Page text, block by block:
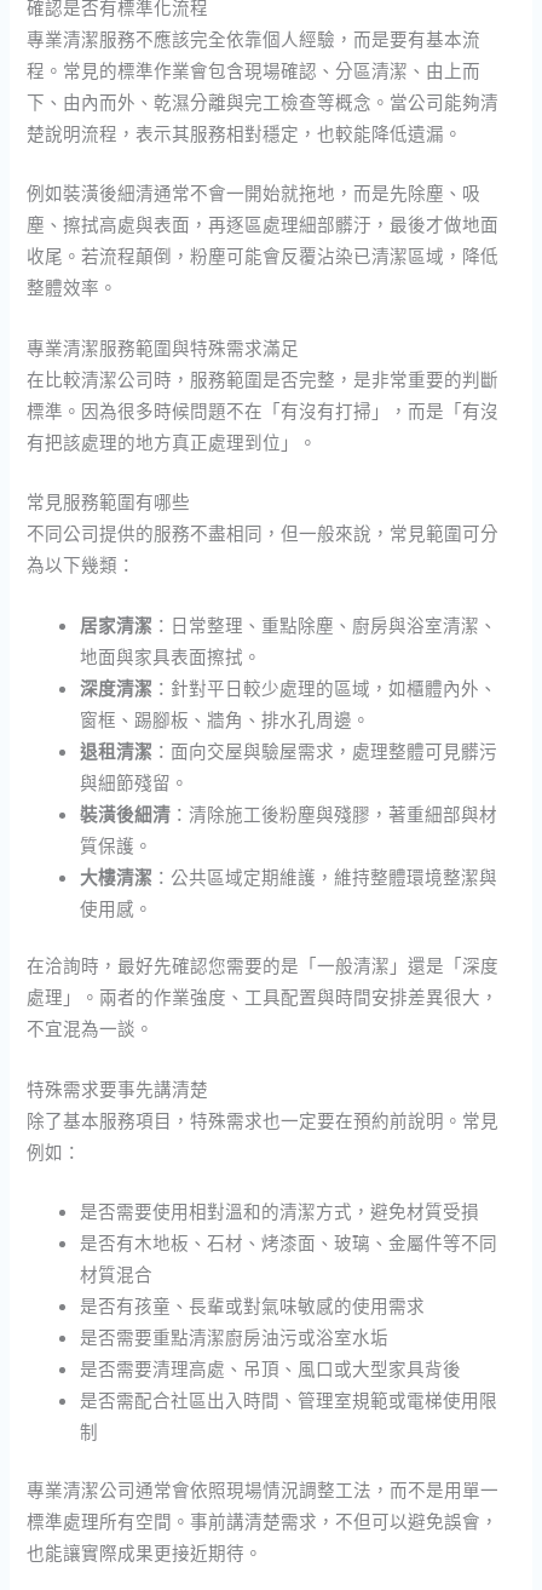
確認是否有標準化流程
專業清潔服務不應該完全依靠個人經驗，而是要有基本流
程。常見的標準作業會包含現場確認、分區清潔、由上而
下、由內而外、乾濕分離與完工檢查等概念。當公司能夠清
楚說明流程，表示其服務相對穩定，也較能降低遺漏。
例如裝潢後細清通常不會一開始就拖地，而是先除塵、吸
塵、擦拭高處與表面，再逐區處理細部髒汙，最後才做地面
收尾。若流程顛倒，粉塵可能會反覆沾染已清潔區域，降低
整體效率。
專業清潔服務範圍與特殊需求滿足
在比較清潔公司時，服務範圍是否完整，是非常重要的判斷
標準。因為很多時候問題不在「有沒有打掃」，而是「有沒
有把該處理的地方真正處理到位」。
常見服務範圍有哪些
不同公司提供的服務不盡相同，但一般來說，常見範圍可分
為以下幾類：
居家清潔 ：日常整理、重點除塵、廚房與浴室清潔、
地面與家具表面擦拭。
深度清潔 ：針對平日較少處理的區域，如櫃體內外、
窗框、踢腳板、牆角、排水孔周邊。
退租清潔 ：面向交屋與驗屋需求，處理整體可見髒污
與細節殘留。
裝潢後細清 ：清除施工後粉塵與殘膠，著重細部與材
質保護。
大樓清潔 ：公共區域定期維護，維持整體環境整潔與
使用感。
在洽詢時，最好先確認您需要的是「一般清潔」還是「深度
處理」。兩者的作業強度、工具配置與時間安排差異很大，
不宜混為一談。
特殊需求要事先講清楚
除了基本服務項目，特殊需求也一定要在預約前說明。常見
例如：
是否需要使用相對溫和的清潔方式，避免材質受損
是否有木地板、石材、烤漆面、玻璃、金屬件等不同
材質混合
是否有孩童、長輩或對氣味敏感的使用需求
是否需要重點清潔廚房油污或浴室水垢
是否需要清理高處、吊頂、風口或大型家具背後
是否需配合社區出入時間、管理室規範或電梯使用限
制
專業清潔公司通常會依照現場情況調整工法，而不是用單一
標準處理所有空間。事前講清楚需求，不但可以避免誤會，
也能讓實際成果更接近期待。